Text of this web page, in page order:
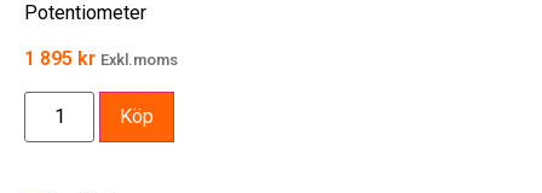
Potentiometer
1 895 kr Exkl.moms
Köp